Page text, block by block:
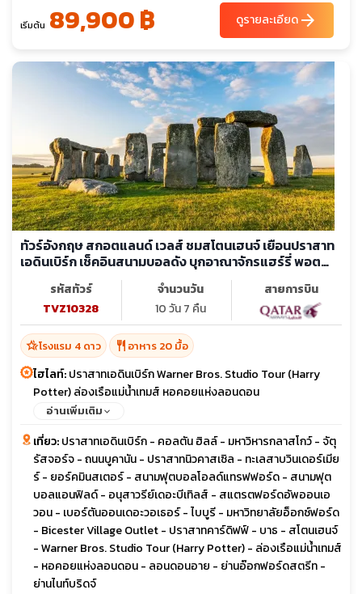
เริ่มต้น 89,900 ฿ ดูรายละเอียดarrow_forward
ทัวร์อังกฤษ สกอตแลนด์ เวลส์ ชมสโตนเฮนจ์ เยือนปราสาท
เอดินเบิร์ก เช็คอินสนามบอลดัง บุกอาณาจักรแฮร์รี่ พอต
รหัสทัวร์
TVZ10328
จำนวนวัน
10 วัน 7 คืน
สายการบิน
hotel_classโรงแรม 4 ดาว restaurant อาหาร 20 มื้อ
ไฮไลท์:ปราสาทเอดินเบิร์ก Warner Bros. Studio Tour (Harry
Potter) ล่องเรือแม่น้ำเทมส์ หอคอยแห่งลอนดอน
อ่านเพิ่มเติม
เที่ยว:ปราสาทเอดินเบิร์ก - คอลตัน ฮิลล์ - มหาวิหารกลาสโกว์ - จัตุ
รัสจอร์จ - ถนนบูคานัน - ปราสาทนิวคาสเซิล - ทะเลสาบวินเดอร์เมีย
ร์ - ยอร์คมินสเตอร์ - สนามฟุตบอลโอลด์แทรฟฟอร์ด - สนามฟุต
บอลแอนฟิลด์ - อนุสาวรีย์เดอะบีเทิลส์ - สแตรตฟอร์ดอัพออนเอ
วอน - เบอร์ตันออนเดอะวอเธอร์ - ไบบูรี - มหาวิทยาลัยอ็อกซ์ฟอร์ด
- Bicester Village Outlet - ปราสาทคาร์ดิฟฟ์ - บาธ - สโตนเฮนจ์
- Warner Bros. Studio Tour (Harry Potter) - ล่องเรือแม่น้ำเทมส์
- หอคอยแห่งลอนดอน - ลอนดอนอาย - ย่านอ๊อกฟอร์ดสตรีท -
ย่านไนท์บริดจ์